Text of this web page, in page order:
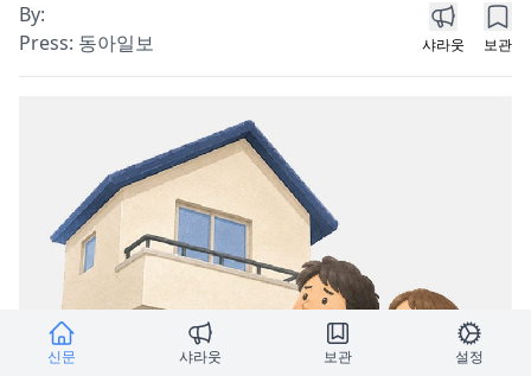
By:
Press: 동아일보 샤라웃 보관
신문 샤라웃 보관 설정